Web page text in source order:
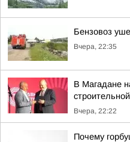
Бензовоз
Вчера, 22:35
В Магадане
Вчера, 22:22
Почему